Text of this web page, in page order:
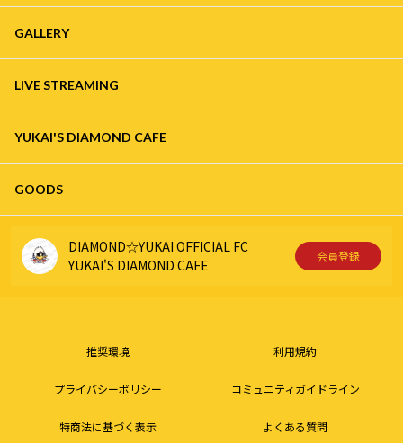
GALLERY
LIVE STREAMING
YUKAI'S DIAMOND CAFE
GOODS
DIAMOND☆YUKAI OFFICIAL FC
YUKAI'S DIAMOND CAFE
会員登録
推奨環境 利用規約
プライバシーポリシー コミュニティガイドライン
特商法に基づく表示 よくある質問